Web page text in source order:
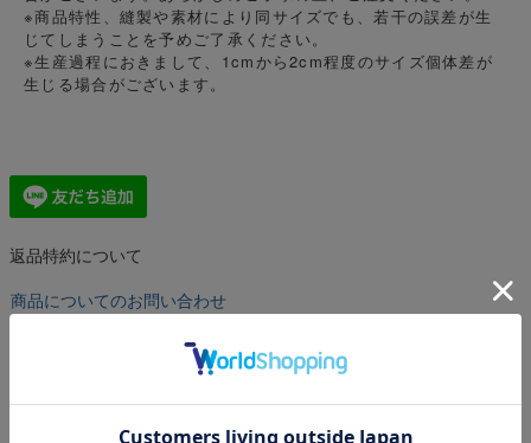
※商品特性、縫製や素材により同サイズでも、若干の誤差が生
じてしまうことを予めご了承ください。
※生産過程におきまして、1cmから2cm程度のサイズ個体差が
生じる場合がございます。
返品特約について
商品についてのお問い合わせ